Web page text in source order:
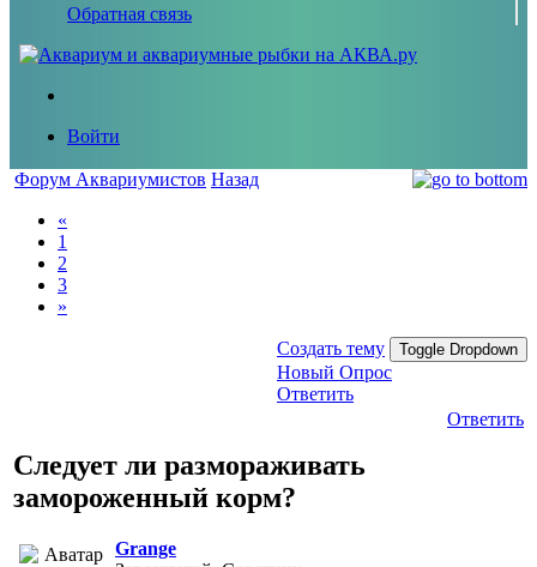
Обратная связь
Войти
Форум Аквариумистов Назад
«
1
2
3
»
Создать тему Toggle Dropdown
Новый Опрос
Ответить
Ответить
Следует ли размораживать
замороженный корм?
Grange